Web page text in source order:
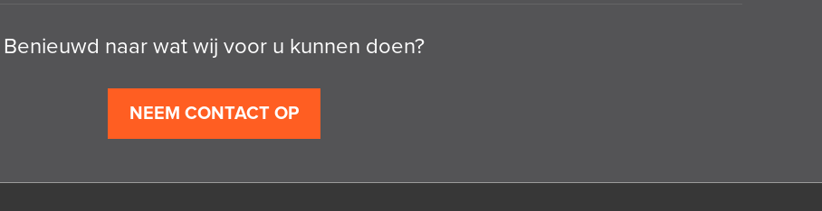
Benieuwd naar wat wij voor u kunnen doen?
NEEM CONTACT OP